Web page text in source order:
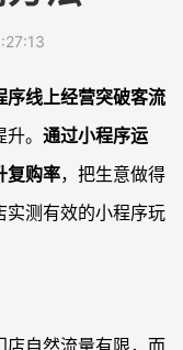
序线上经营突破客流
。 通过小程序运
复购率，把生意做得
实测有效的小程序玩